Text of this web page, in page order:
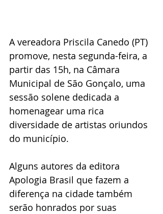
A vereadora Priscila Canedo (PT)
promove, nesta segunda-feira, a
partir das 15h, na Câmara
Municipal de São Gonçalo, uma
sessão solene dedicada a
homenagear uma rica
diversidade de artistas oriundos
do município.
Alguns autores da editora
Apologia Brasil que fazem a
diferença na cidade também
serão honrados por suas